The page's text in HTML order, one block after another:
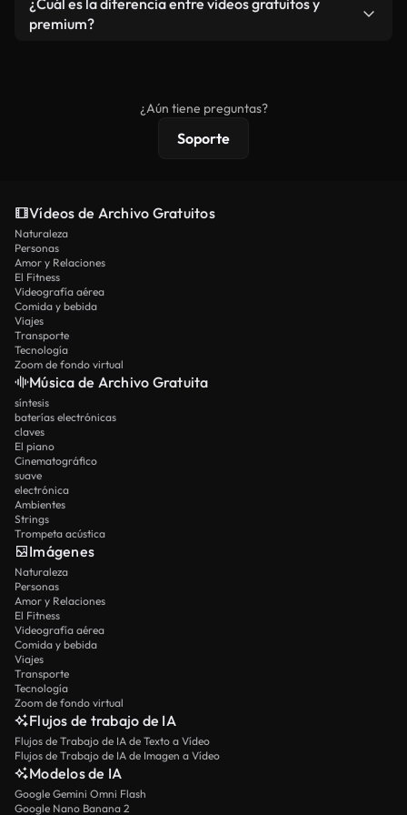
vídeos. Solo asegúrese de que el producto final no
¿Cuál es la diferencia entre videos gratuitos y
premium?
protecciones de licencia extendidas.
¿Aún tiene preguntas?
Soporte
Vídeos de Archivo Gratuitos
Naturaleza
Personas
Amor y Relaciones
El Fitness
Videografía aérea
Comida y bebida
Viajes
Transporte
Tecnología
Zoom de fondo virtual
Música de Archivo Gratuita
síntesis
baterías electrónicas
claves
El piano
Cinematográfico
suave
electrónica
Ambientes
Strings
Trompeta acústica
Imágenes
Naturaleza
Personas
Amor y Relaciones
El Fitness
Videografía aérea
Comida y bebida
Viajes
Transporte
Tecnología
Zoom de fondo virtual
Flujos de trabajo de IA
Flujos de Trabajo de IA de Texto a Vídeo
Flujos de Trabajo de IA de Imagen a Vídeo
Modelos de IA
Google Gemini Omni Flash
Google Nano Banana 2